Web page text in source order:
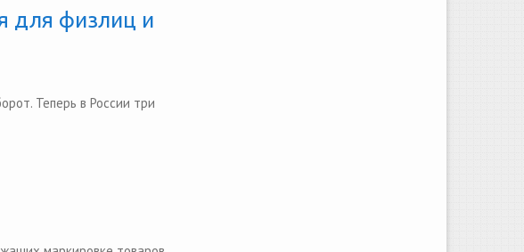
для физлиц и
Теперь в России три